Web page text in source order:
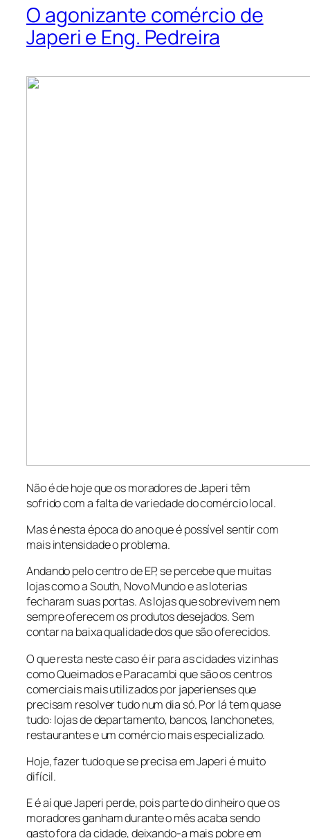
O agonizante comércio de
Japeri e Eng. Pedreira
Não é de hoje que os moradores de Japeri têm
sofrido com a falta de variedade do comércio local.
Mas é nesta época do ano que é possível sentir com
mais intensidade o problema.
Andando pelo centro de EP, se percebe que muitas
lojas como a South, Novo Mundo e as loterias
fecharam suas portas. As lojas que sobrevivem nem
sempre oferecem os produtos desejados. Sem
contar na baixa qualidade dos que são oferecidos.
O que resta neste caso é ir para as cidades vizinhas
como Queimados e Paracambi que são os centros
comerciais mais utilizados por japerienses que
precisam resolver tudo num dia só. Por lá tem quase
tudo: lojas de departamento, bancos, lanchonetes,
restaurantes e um comércio mais especializado.
Hoje, fazer tudo que se precisa em Japeri é muito
difícil.
E é aí que Japeri perde, pois parte do dinheiro que os
moradores ganham durante o mês acaba sendo
gasto fora da cidade, deixando-a mais pobre em